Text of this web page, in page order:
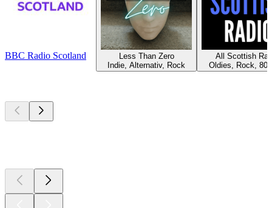
BBC Radio Scotland
Less Than Zero
Indie, Alternativ, Rock
All Scottish
Oldies, Rock, 80-